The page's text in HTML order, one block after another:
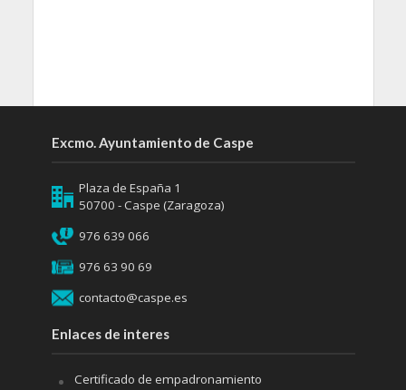
Excmo. Ayuntamiento de Caspe
Plaza de España 1
50700 - Caspe (Zaragoza)
976 639 066
976 63 90 69
contacto@caspe.es
Enlaces de interes
Certificado de empadronamiento